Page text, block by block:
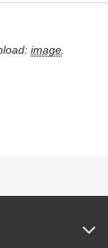
VAT chưa?
hệ bằng
image